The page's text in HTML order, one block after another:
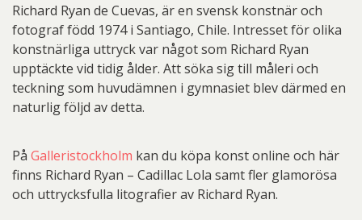
Richard Ryan de Cuevas, är en svensk konstnär och
fotograf född 1974 i Santiago, Chile. Intresset för olika
konstnärliga uttryck var något som Richard Ryan
upptäckte vid tidig ålder. Att söka sig till måleri och
teckning som huvudämnen i gymnasiet blev därmed en
naturlig följd av detta.
På Galleristockholm kan du köpa konst online och här
finns Richard Ryan – Cadillac Lola samt fler glamorösa
och uttrycksfulla litografier av Richard Ryan.